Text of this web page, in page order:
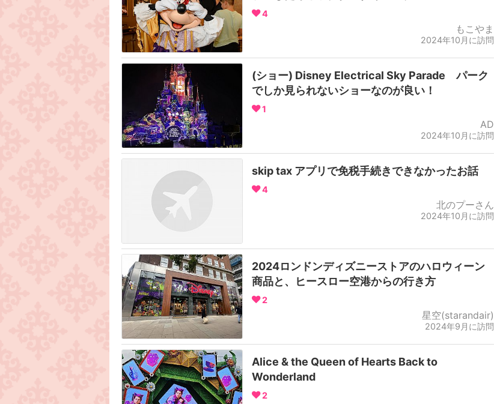
4
もこやま
2024年10月に訪問
(ショー) Disney Electrical Sky Parade パーク
でしか見られないショーなのが良い！
1
AD
2024年10月に訪問
skip tax アプリで免税手続きできなかったお話
4
北のプーさん
2024年10月に訪問
2024ロンドンディズニーストアのハロウィーン
商品と、ヒースロー空港からの行き方
2
星空(starandair)
2024年9月に訪問
Alice & the Queen of Hearts Back to
Wonderland
2